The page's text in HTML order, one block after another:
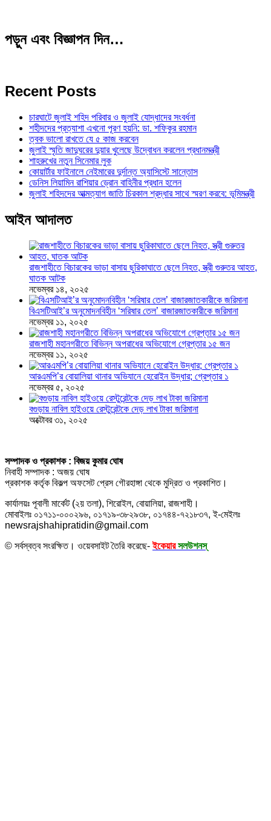
পড়ুন এবং বিজ্ঞাপন দিন…
Recent Posts
চারঘাটে জুলাই শহিদ পরিবার ও জুলাই যোদ্ধাদের সংবর্ধনা
শহীদদের প্রত্যাশা এখনো পূরণ হয়নি: ডা. শফিকুর রহমান
ত্বক ভালো রাখতে যে ৫ কাজ করবেন
জুলাই স্মৃতি জাদুঘরের দুয়ার খুলেছে উদ্বোধন করলেন প্রধানমন্ত্রী
শাহরুখের নতুন সিনেমার লুক
কোয়ার্টার ফাইনালে নেইমারের দুর্দান্ত অ্যাসিস্টে সান্তোস
ডেনিস লিয়ামিন রাশিয়ার ড্রোন বাহিনীর প্রধান হলেন
জুলাই শহিদদের আত্মত্যাগ জাতি চিরকাল শ্রদ্ধার সাথে স্মরণ করবে: ভূমিমন্ত্রী
আইন আদালত
রাজশাহীতে বিচারকের ভাড়া বাসায় ছুরিকাঘাতে ছেলে নিহত, স্ত্রী গুরুতর আহত,
ঘাতক আটক
নভেম্বর ১৪, ২০২৫
বিএসটিআই’র অনুমোদনবিহীন ‘সরিষার তেল’ বাজারজাতকারীকে জরিমানা
নভেম্বর ১১, ২০২৫
রাজশাহী মহানগরীতে বিভিন্ন অপরাধের অভিযোগে গ্রেপ্তার ১৫ জন
নভেম্বর ১১, ২০২৫
আরএমপি’র বোয়ালিয়া থানার অভিযানে হেরোইন উদ্ধার; গ্রেপ্তার ১
নভেম্বর ৫, ২০২৫
বগুড়ায় নাবিল হাইওয়ে রেস্টুরেন্টকে দেড় লাখ টাকা জরিমানা
অক্টোবর ৩১, ২০২৫
সম্পাদক ও প্রকাশক : বিজয় কুমার ঘোষ
নিবাহী সম্পাদক : অজয় ঘোষ
প্রকাশক কর্তৃক বিকল্প অফসেট প্রেস গৌরহাঙ্গা থেকে মুদ্রিত ও প্রকাশিত।
কার্যালয়ঃ পূবালী মার্কেট (২য় তলা), শিরোইল, বোয়ালিয়া, রাজশাহী।
মোবাইলঃ ০১৭১১-০০০২৯৬, ০১৭১৯-৩৮২৯৩৮, ০১৭৪৪-৭২১৮৩৭, ই-মেইলঃ
newsrajshahipratidin@gmail.com
© সর্বস্বত্ব সংরক্ষিত। ওয়েবসাইট তৈরি করেছে-ইকেয়ার সলউশনস্